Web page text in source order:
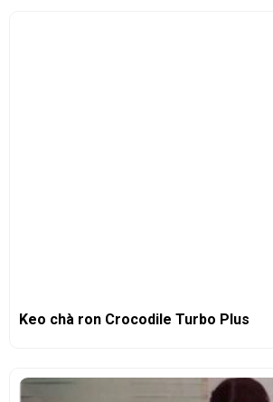
Keo chà ron Crocodile Turbo Plus